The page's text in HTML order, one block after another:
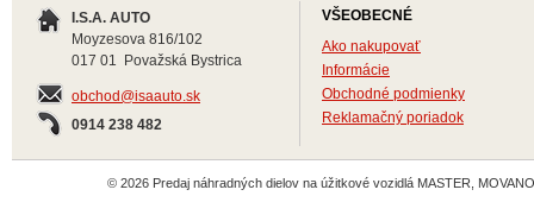
I.S.A. AUTO
Moyzesova 816/102
017 01 Považská Bystrica
obchod@isaauto.sk
0914 238 482
VŠEOBECNÉ
Ako nakupovať
Informácie
Obchodné podmienky
Reklamačný poriadok
© 2026 Predaj náhradných dielov na úžitkové vozidlá MASTER,